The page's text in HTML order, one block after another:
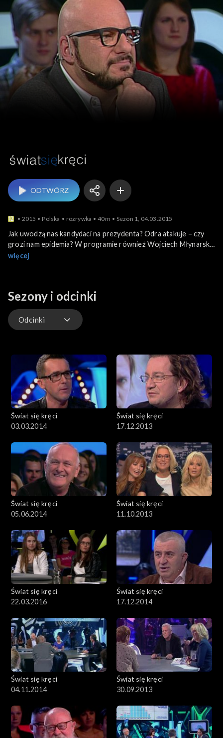
Świat się kręci
ODTWÓRZ
2015 Polska rozrywka 40m Sezon 1, 04.03.2015
Jak uwodzą nas kandydaci na prezydenta? Odra atakuje – czy
grozi nam epidemia? W programie również Wojciech Młynarski
oraz aktorzy spektaklu „Młynarski obowiązkowo!”. Gościem
więcej
Sezony i odcinki
Odcinki
Świat się kręci
03.03.2014
Świat się kręci
17.12.2013
Świat się kręci
05.06.2014
Świat się kręci
11.10.2013
Świat się kręci
22.03.2016
Świat się kręci
17.12.2014
Świat się kręci
04.11.2014
Świat się kręci
30.09.2013